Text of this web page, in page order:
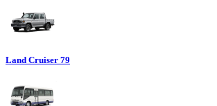
Land Cruiser 79